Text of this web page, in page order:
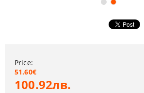
Price:
51.60€
100.92лв.